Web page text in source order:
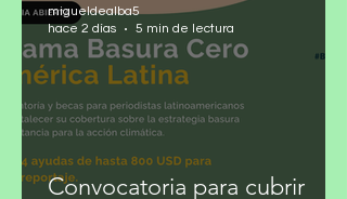
migueldealba5
hace 2 días
5 min de lectura